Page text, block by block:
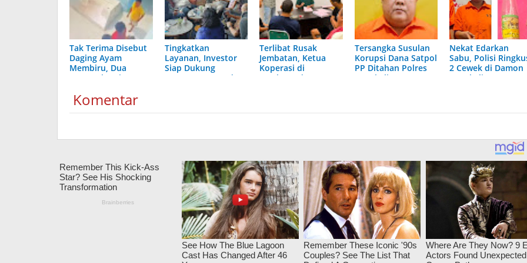
Tak Terima Disebut
Daging Ayam
Membiru, Dua
Pemasok Aniaya
Akhirnya Diringkus
Polisi
Tingkatkan
Layanan, Investor
Siap Dukung
Program Perumda
Terlibat Rusak
Jembatan, Ketua
Koperasi di
Jangkang dan 3
Tersangka Susulan
Korupsi Dana Satpol
PP Ditahan Polres
Bengkalis
Nekat Edarkan
Sabu, Polisi
2 Cewek di Damon
Bengkalis
Komentar